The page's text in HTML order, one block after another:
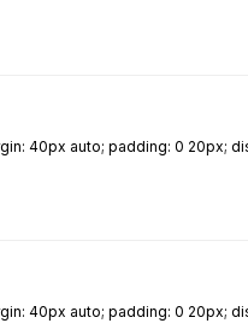
40px auto; padding: 0 20px;
40px auto; padding: 0 20px;